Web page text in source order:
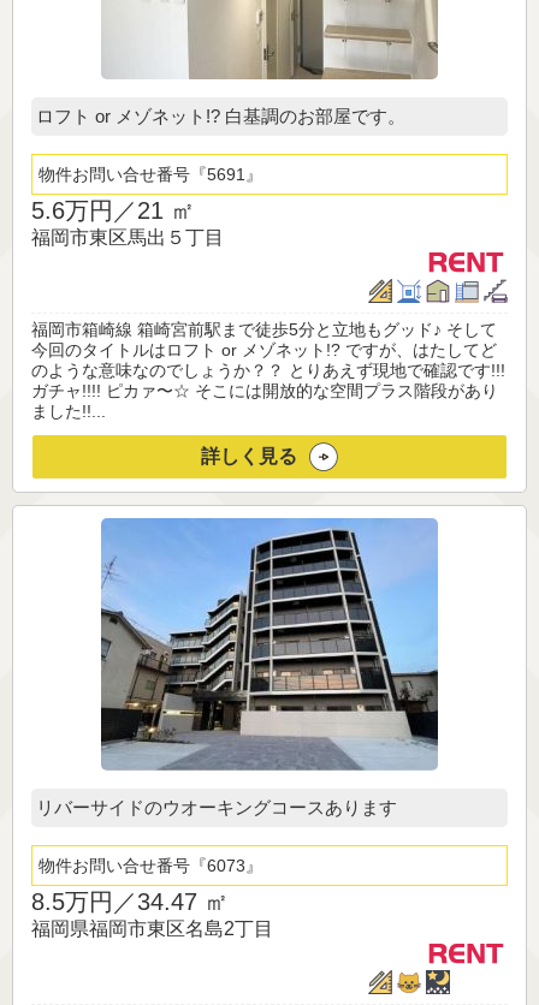
ロフト or メゾネット!? 白基調のお部屋です。
物件お問い合せ番号 5691
5.6万円／21 ㎡
福岡市東区馬出５丁目
福岡市箱崎線 箱崎宮前駅まで徒歩5分と立地もグッド♪ そして
今回のタイトルはロフト or メゾネット!? ですが、はたしてど
のような意味なのでしょうか？？ とりあえず現地で確認です!!!
ガチャ!!!! ピカァ〜☆ そこには開放的な空間プラス階段があり
ました!!...
詳しく見る
リバーサイドのウオーキングコースあります
物件お問い合せ番号 6073
8.5万円／34.47 ㎡
福岡県福岡市東区名島2丁目